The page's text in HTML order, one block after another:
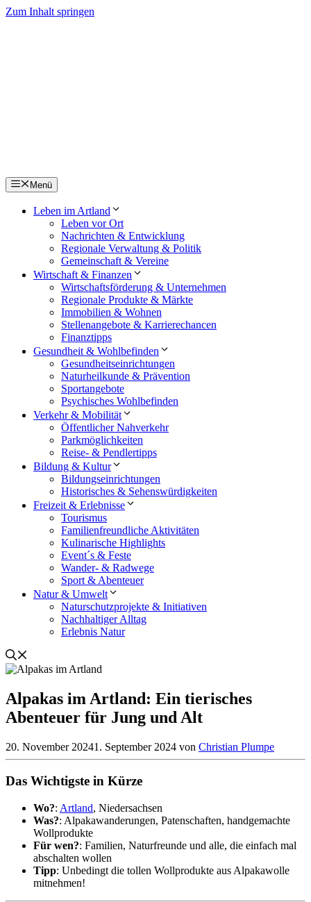
Zum Inhalt springen
Menü
Leben im Artland
Leben vor Ort
Nachrichten & Entwicklung
Regionale Verwaltung & Politik
Gemeinschaft & Vereine
Wirtschaft & Finanzen
Wirtschaftsförderung & Unternehmen
Regionale Produkte & Märkte
Immobilien & Wohnen
Stellenangebote & Karrierechancen
Finanztipps
Gesundheit & Wohlbefinden
Gesundheitseinrichtungen
Naturheilkunde & Prävention
Sportangebote
Psychisches Wohlbefinden
Verkehr & Mobilität
Öffentlicher Nahverkehr
Parkmöglichkeiten
Reise- & Pendlertipps
Bildung & Kultur
Bildungseinrichtungen
Historisches & Sehenswürdigkeiten
Freizeit & Erlebnisse
Tourismus
Familienfreundliche Aktivitäten
Kulinarische Highlights
Event´s & Feste
Wander- & Radwege
Sport & Abenteuer
Natur & Umwelt
Naturschutzprojekte & Initiativen
Nachhaltiger Alltag
Erlebnis Natur
Alpakas im Artland: Ein tierisches
Abenteuer für Jung und Alt
20. November 20241. September 2024 von Christian Plumpe
Das Wichtigste in Kürze
Wo?: Artland, Niedersachsen
Was?: Alpakawanderungen, Patenschaften, handgemachte
Wollprodukte
Für wen?: Familien, Naturfreunde und alle, die einfach mal
abschalten wollen
Tipp: Unbedingt die tollen Wollprodukte aus Alpakawolle
mitnehmen!